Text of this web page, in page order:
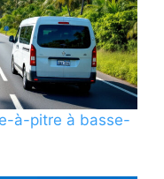
à-pitre à basse-